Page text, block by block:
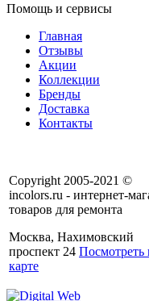
Помощь и сервисы
Главная
Отзывы
Акции
Коллекции
Бренды
Доставка
Контакты
Copyright 2005-2021 ©
incolors.ru - интернет-
товаров для ремонта
Москва, Нахимовский
проспект 24 Посмотреть
карте